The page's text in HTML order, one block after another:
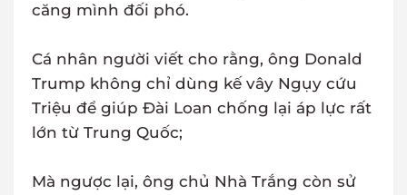
căng mình đối phó.
Cá nhân người viết cho rằng, ông Donald
Trump không chỉ dùng kế vây Ngụy cứu
Triệu để giúp Đài Loan chống lại áp lực rất
lớn từ Trung Quốc;
Mà ngược lại, ông chủ Nhà Trắng còn sử